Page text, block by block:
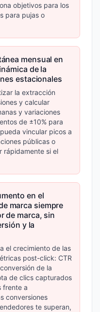
objetivos para los
para pujas o
mensual en
de la
estacionales
la extracción
y calcular
y variaciones
de ±10% para
vincular picos a
públicas o
rápidamente si el
en el
marca siempre
de marca, sin
y la
el crecimiento de las
post-click: CTR
de la
de clics capturados
frente a
conversiones
te superan,